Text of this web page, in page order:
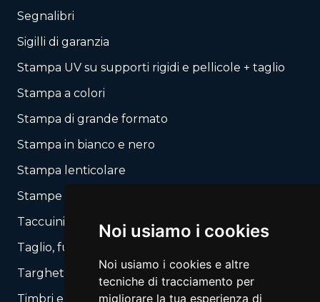
Noi usiamo i cookies
Noi usiamo i cookies e altre
tecniche di tracciamento per
migliorare la tua esperienza di
Segnalibri
Sigilli di garanzia
Stampa UV su supporti rigidi e pellicole + taglio
Stampa a colori
Stampa di grande formato
Stampa in bianco e nero
Stampa lenticolare
Stampe autocopianti
Taccuini / Blocchi
Taglio, fustellatura secondo il tuo layout
Targhette, Segnali
Timbri e Automati